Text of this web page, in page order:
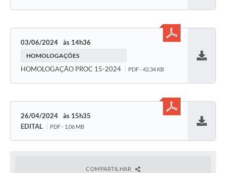
03/06/2024 14h36
HOMOLOGAÇÕES
HOMOLOGAÇÃO PROC 15-2024 PDF - 42,34 KB
26/04/2024
15h35
EDITAL
PDF - 1,06 MB
COMPARTILHAR